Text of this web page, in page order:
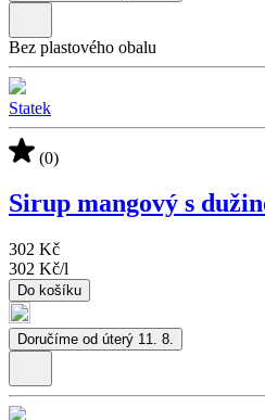
Bez plastového obalu
Statek
(0)
Sirup mangový s
302 Kč
302 Kč/l
Do košíku
Doručíme od úterý 11. 8.